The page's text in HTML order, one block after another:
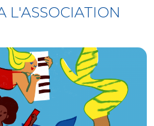
L'ASSOCIATION